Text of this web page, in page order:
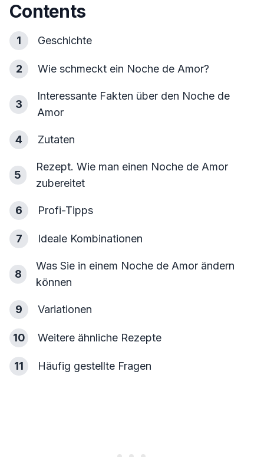
Contents
1 Geschichte
2 Wie schmeckt ein Noche de Amor?
3
Interessante Fakten über den Noche de
Amor
4 Zutaten
5
Rezept. Wie man einen Noche de Amor
zubereitet
6 Profi-Tipps
7 Ideale Kombinationen
8
Was Sie in einem Noche de Amor ändern
können
9 Variationen
10 Weitere ähnliche Rezepte
11 Häufig gestellte Fragen